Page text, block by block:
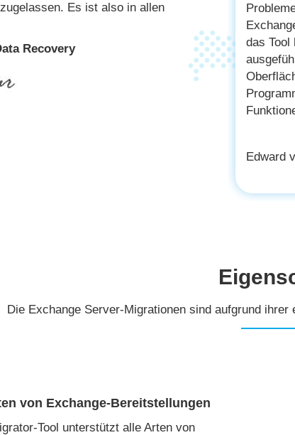
Es ist also in allen
Recovery
die
nach
und -
daran ist
Probleme. Ich habe mehrfach
das Tool hat erwartungsgemäß
ausgeführt. Gut gestaltete
Die Exchange Server-Migrationen sind aufgrund
von Exchange-Bereitstellungen
Tool unterstützt alle Arten von